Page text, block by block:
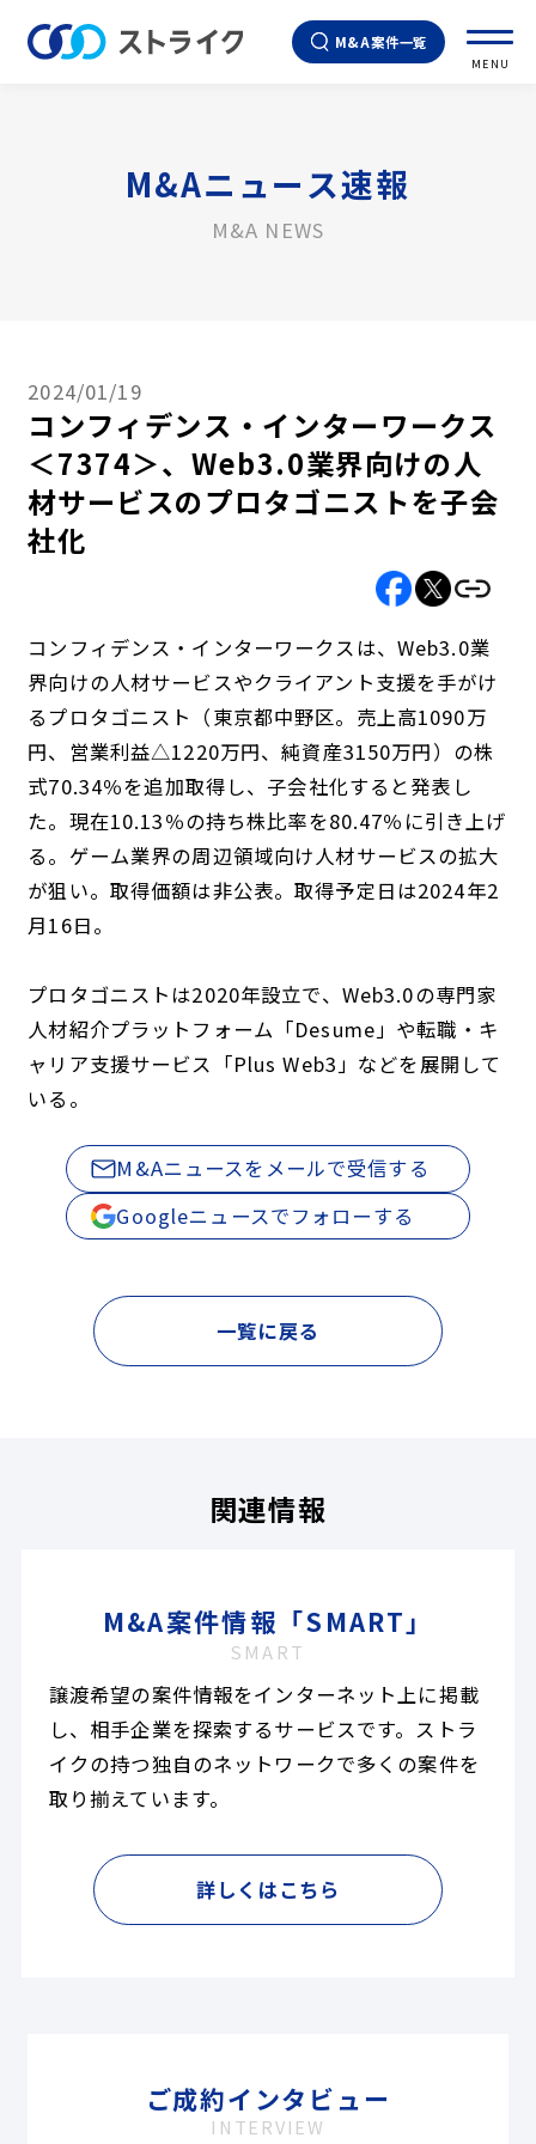
M&A案件一覧
MENU
M&Aニュース速報
M&A NEWS
2024/01/19
コンフィデンス・インターワークス
＜7374＞、Web3.0業界向けの人
材サービスのプロタゴニストを子会
社化
コンフィデンス・インターワークスは、Web3.0業
界向けの人材サービスやクライアント支援を手がけ
るプロタゴニスト（東京都中野区。売上高1090万
円、営業利益△1220万円、純資産3150万円）の株
式70.34％を追加取得し、子会社化すると発表し
た。現在10.13％の持ち株比率を80.47％に引き上げ
る。ゲーム業界の周辺領域向け人材サービスの拡大
が狙い。取得価額は非公表。取得予定日は2024年2
月16日。
プロタゴニストは2020年設立で、Web3.0の専門家
人材紹介プラットフォーム「Desume」や転職・キ
ャリア支援サービス「Plus Web3」などを展開して
いる。
M&Aニュースをメールで受信する
Googleニュースでフォローする
一覧に戻る
関連情報
M&A案件情報「SMART」
SMART
譲渡希望の案件情報をインターネット上に掲載
し、相手企業を探索するサービスです。ストラ
イクの持つ独自のネットワークで多くの案件を
取り揃えています。
詳しくはこちら
ご成約インタビュー
INTERVIEW